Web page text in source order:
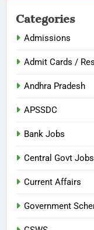
Categories
Admissions
Admit Cards /
Andhra Pradesh
APSSDC
Bank Jobs
Central Govt Jobs
Current Affairs
Government